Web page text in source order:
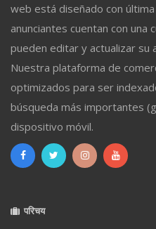
web está diseñado con
anunciantes cuentan con una
pueden editar y actualizar su
Nuestra plataforma de
optimizados para ser
búsqueda más importantes
dispositivo móvil.
परिचय